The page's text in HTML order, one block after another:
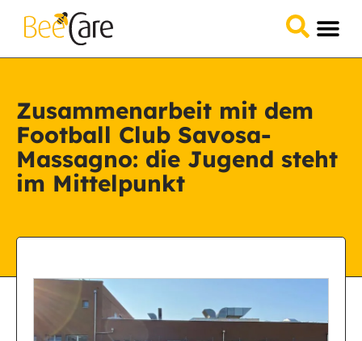
Zusammenarbeit mit dem
Football Club Savosa-
Massagno: die Jugend steht
im Mittelpunkt